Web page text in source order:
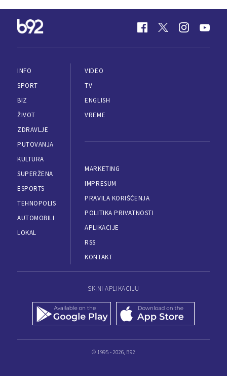
INFO
SPORT
BIZ
ŽIVOT
ZDRAVLJE
PUTOVANJA
KULTURA
SUPERŽENA
ESPORTS
TEHNOPOLIS
AUTOMOBILI
LOKAL
VIDEO
TV
ENGLISH
VREME
MARKETING
IMPRESUM
PRAVILA KORIŠĆENJA
POLITIKA PRIVATNOSTI
APLIKACIJE
RSS
KONTAKT
SKINI APLIKACIJU
© 1995 - 2026, B92